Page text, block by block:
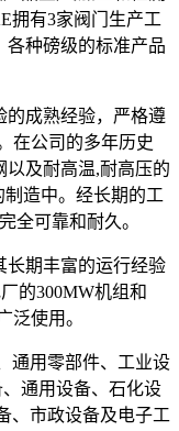
拥有3家阀门生产工
各种磅级的标准产品
的成熟经验，严格遵
在公司的多年历史
以及耐高温,耐高压的
造中。经长期的工
全可靠和耐久。
长期丰富的运行经验
的300MW机组和
泛使用。
通用零部件、工业设
通用设备、石化设
、市政设备及电子工